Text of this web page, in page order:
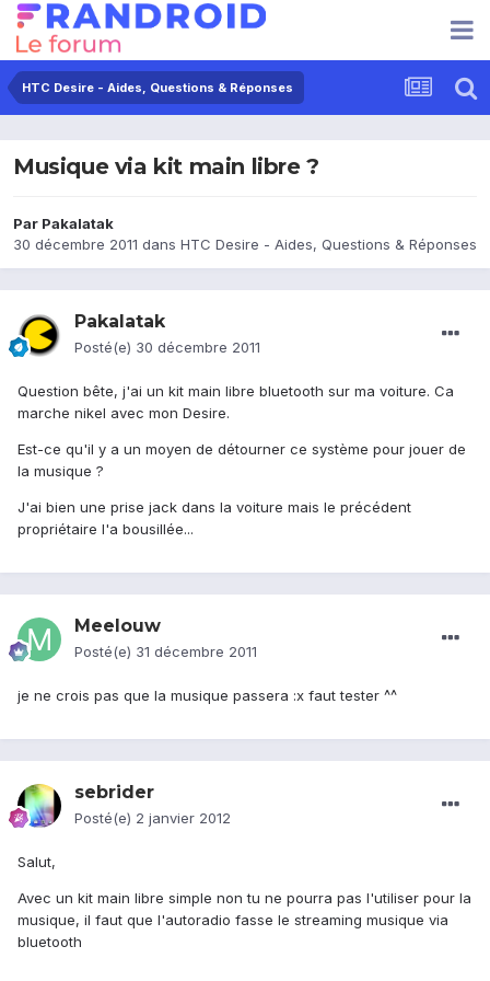
HTC Desire - Aides, Questions & Réponses
Musique via kit main libre ?
Par Pakalatak
30 décembre 2011 dans HTC Desire - Aides, Questions & Réponses
Pakalatak
Posté(e) 30 décembre 2011
Question bête, j'ai un kit main libre bluetooth sur ma voiture. Ca
marche nikel avec mon Desire.
Est-ce qu'il y a un moyen de détourner ce système pour jouer de
la musique ?
J'ai bien une prise jack dans la voiture mais le précédent
propriétaire l'a bousillée...
Meelouw
Posté(e) 31 décembre 2011
je ne crois pas que la musique passera :x faut tester ^^
sebrider
Posté(e) 2 janvier 2012
Salut,
Avec un kit main libre simple non tu ne pourra pas l'utiliser pour la
musique, il faut que l'autoradio fasse le streaming musique via
bluetooth